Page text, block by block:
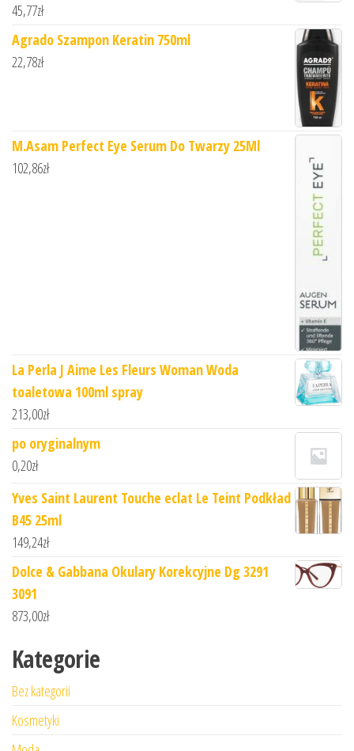
45,77zł
Agrado Szampon Keratin 750ml
22,78zł
M.Asam Perfect Eye Serum Do Twarzy 25Ml
102,86zł
La Perla J Aime Les Fleurs Woman Woda
toaletowa 100ml spray
213,00zł
po oryginalnym
0,20zł
Yves Saint Laurent Touche eclat Le Teint Podkład
B45 25ml
149,24zł
Dolce & Gabbana Okulary Korekcyjne Dg 3291
3091
873,00zł
Kategorie
Bez kategorii
Kosmetyki